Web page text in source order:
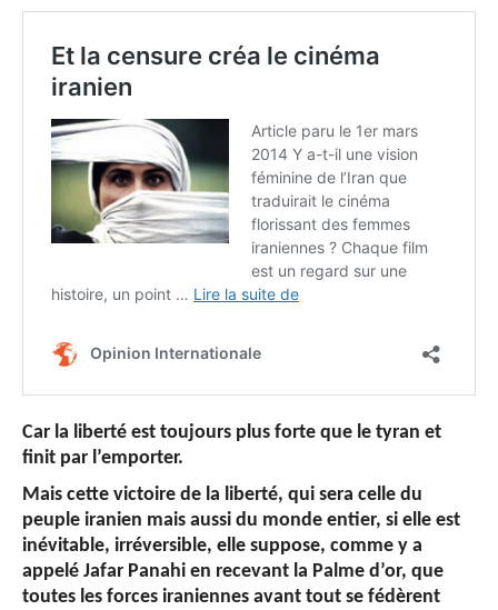
Car la liberté est toujours plus forte que le tyran et
finit par l’emporter.
Mais cette victoire de la liberté, qui sera celle du
peuple iranien mais aussi du monde entier, si elle est
inévitable, irréversible, elle suppose, comme y a
appelé Jafar Panahi en recevant la Palme d’or, que
toutes les forces iraniennes avant tout se fédèrent